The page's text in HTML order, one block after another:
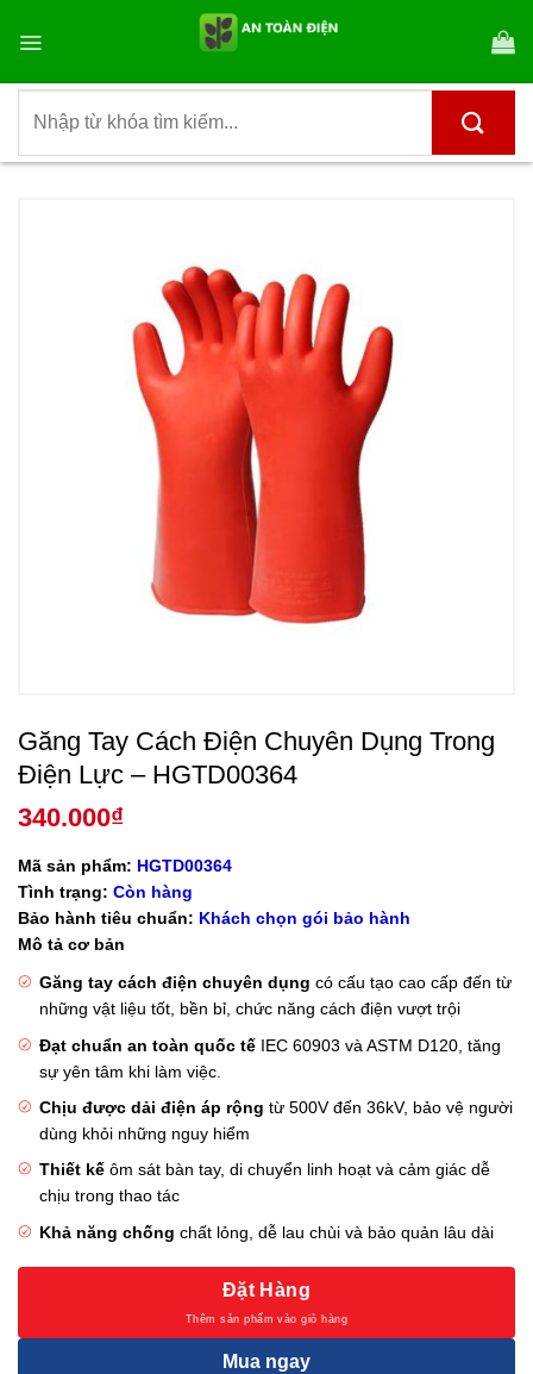
qua
dung
kiếm:
Găng Tay Cách Điện Chuyên Dụng Trong
Điện Lực – HGTD00364
340.000₫
Mã sản phẩm: HGTD00364
Tình trạng: Còn hàng
Bảo hành tiêu chuẩn: Khách chọn gói bảo hành
Mô tả cơ bản
Găng tay cách điện chuyên dụng có cấu tạo cao cấp đến từ
những vật liệu tốt, bền bỉ, chức năng cách điện vượt trội
Đạt chuẩn an toàn quốc tế IEC 60903 và ASTM D120, tăng
sự yên tâm khi làm việc.
Chịu được dải điện áp rộng từ 500V đến 36kV, bảo vệ người
dùng khỏi những nguy hiểm
Thiết kế ôm sát bàn tay, di chuyển linh hoạt và cảm giác dễ
chịu trong thao tác
Khả năng chống chất lỏng, dễ lau chùi và bảo quản lâu dài
Đặt Hàng
Mua ngay